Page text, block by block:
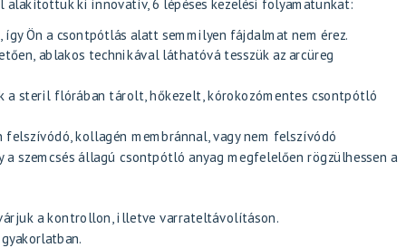
alakítottuk ki innovatív, 6 lépéses kezelési folyamatunkat:
Ön a csontpótlás alatt semmilyen fájdalmat nem érez.
ablakos technikával láthatóvá tesszük az arcüreg
steril flórában tárolt, hőkezelt, kórokozómentes csontpótló
kollagén membránnal, vagy nem felszívódó
a szemcsés állagú csontpótló anyag megfelelően rögzülhessen a
a kontrollon, illetve varrateltávolításon.